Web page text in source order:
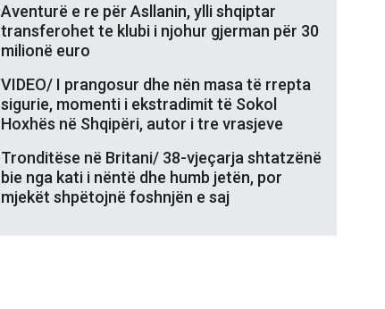
Aventurë e re për Asllanin, ylli shqiptar
transferohet te klubi i njohur gjerman për 30
milionë euro
VIDEO/ I prangosur dhe nën masa të rrepta
sigurie, momenti i ekstradimit të Sokol
Hoxhës në Shqipëri, autor i tre vrasjeve
Tronditëse në Britani/ 38-vjeçarja shtatzënë
bie nga kati i nëntë dhe humb jetën, por
mjekët shpëtojnë foshnjën e saj